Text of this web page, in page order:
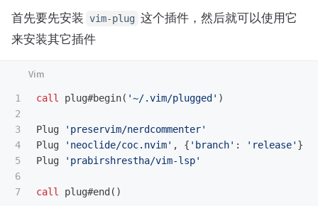
首先要先安装 vim-plug 这个插件，然后就可以使用它
来安装其它插件
1
2
3
4
5
6
call plug#begin( '~/.vim/plugged' )
Plug
'preservim/nerdcommenter'
Plug
'neoclide/coc.nvim' , { 'branch' : 'release' }
Plug
'prabirshrestha/vim-lsp'
call plug#end ()